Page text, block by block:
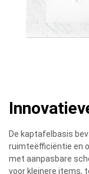
De kaptafelbasis
ruimteëfficiëntie en
met aanpasbare
voor kleinere items,